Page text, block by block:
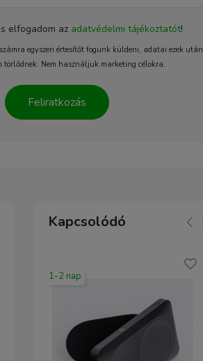
elfogadom az adatvédelmi tájékoztatót!
egyszeri értesítőt fogunk küldeni, adatai ezek után
törlődnek. Nem használjuk marketing célokra.
Feliratkozás
Kapcsolódó
1-2 nap